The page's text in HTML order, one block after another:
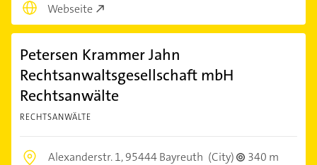
Webseite
Petersen Krammer Jahn
Rechtsanwaltsgesellschaft mbH
Rechtsanwälte
RECHTSANWÄLTE
Alexanderstr. 1,95444 Bayreuth (City) 340 m